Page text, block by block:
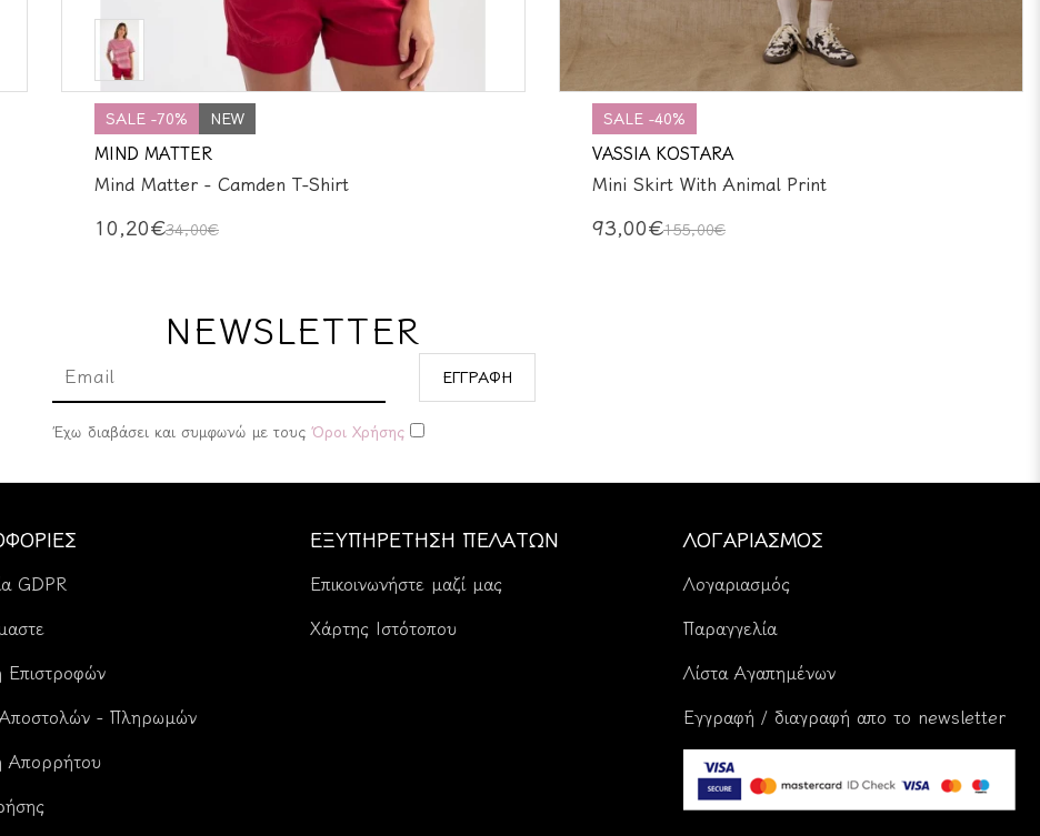
SALE -70% NEW
MIND MATTER
Mind Matter - Camden T-Shirt
10,20€34,00€
SALE -40%
VASSIA KOSTARA
Mini Skirt With Animal Print
93,00€155,00€
NEWSLETTER
ΕΓΓΡΑΦΗ
Έχω διαβάσει και συμφωνώ με τους Όροι Χρήσης
GDPR
Επιστροφών
Αποστολών - Πληρωμών
Απορρήτου
ΕΞΥΠΗΡΕΤΗΣΗ ΠΕΛΑΤΩΝ
Επικοινωνήστε μαζί μας
Χάρτης Ιστότοπου
ΛΟΓΑΡΙΑΣΜΟΣ
Λογαριασμός
Παραγγελία
Λίστα Αγαπημένων
Εγγραφή / διαγραφή απο το newsletter